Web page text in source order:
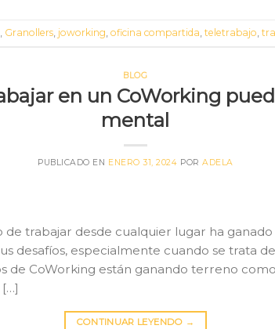
, Granollers, joworking, oficina compartida, teletrabajo,
BLOG
en un CoWorking
mental
PUBLICADO EN ENERO 31, 2024 PORADELA
de trabajar desde cualquier lugar ha
desafíos, especialmente cuando se trata
de CoWorking están ganando terreno
CONTINUAR LEYENDO →